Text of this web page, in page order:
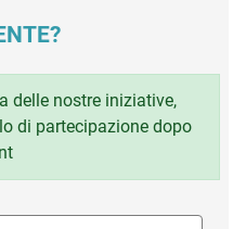
delle nostre iniziative,
di partecipazione dopo